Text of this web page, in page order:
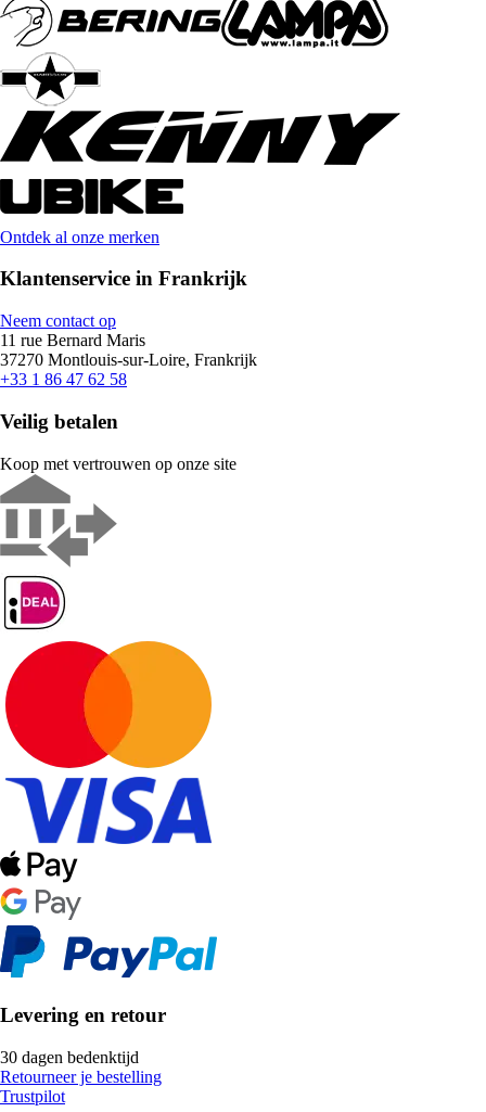
Ontdek al onze merken
Klantenservice in Frankrijk
Neem contact op
11 rue Bernard Maris
37270 Montlouis-sur-Loire, Frankrijk
+33 1 86 47 62 58
Veilig betalen
Koop met vertrouwen op onze site
Levering en retour
30 dagen bedenktijd
Retourneer je bestelling
Trustpilot